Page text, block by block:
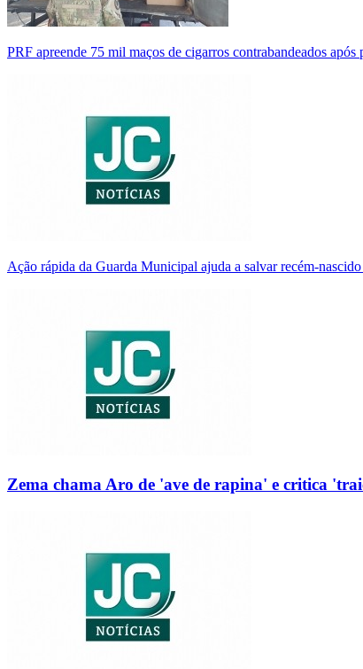
PRF apreende 75 mil maços de cigarros contrabandeados
Ação rápida da Guarda Municipal ajuda a salvar recém-nascido
Zema chama Aro de 'ave de rapina' e critica